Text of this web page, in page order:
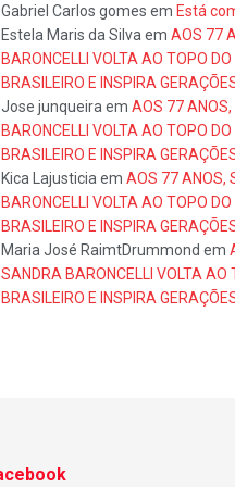
Gabriel Carlos gomes em Está
Estela Maris da Silvaem AOS 77
BARONCELLI VOLTA AO TOPO
BRASILEIRO E INSPIRA
Jose junqueiraem AOS 77
BARONCELLI VOLTA AO TOPO
BRASILEIRO E INSPIRA
Kica Lajusticiaem AOS 77 ANOS,
BARONCELLI VOLTA AO TOPO
BRASILEIRO E INSPIRA
Maria José RaimtDrummond em
SANDRA BARONCELLI VOLTA AO
BRASILEIRO E INSPIRA